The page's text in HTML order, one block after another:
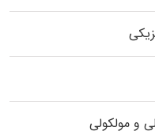
و مولکولی